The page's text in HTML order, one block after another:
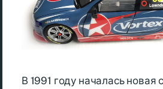
В 1991 году началась новая